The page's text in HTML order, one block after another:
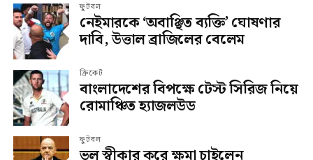
ফুটবল
নেইমারকে ‘অবাঞ্ছিত ব্যক্তি’ ঘোষণার
দাবি, উত্তাল ব্রাজিলের বেলেম
ক্রিকেট
বাংলাদেশের বিপক্ষে টেস্ট সিরিজ নিয়ে
রোমাঞ্চিত হ্যাজলউড
ফুটবল